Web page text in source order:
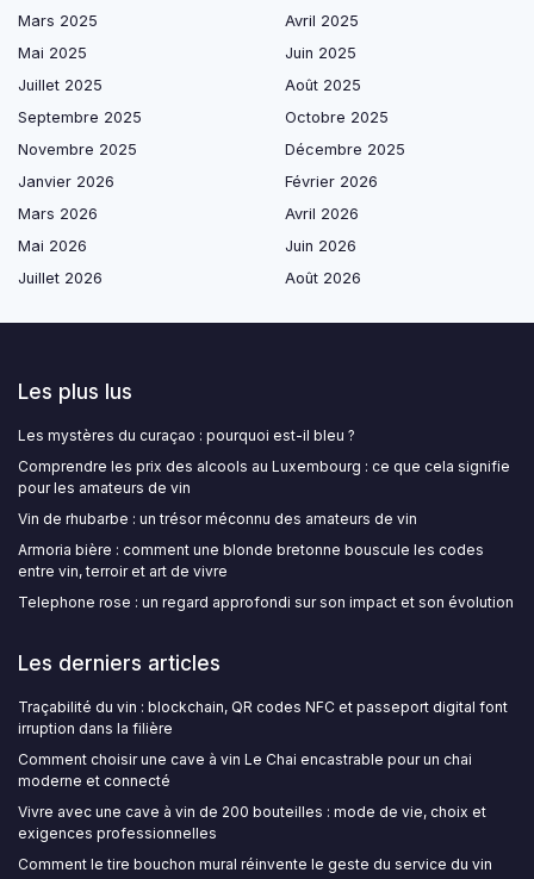
Mars 2025
Avril 2025
Mai 2025
Juin 2025
Juillet 2025
Août 2025
Septembre 2025
Octobre 2025
Novembre 2025
Décembre 2025
Janvier 2026
Février 2026
Mars 2026
Avril 2026
Mai 2026
Juin 2026
Juillet 2026
Août 2026
Les plus lus
Les mystères du curaçao : pourquoi est-il bleu ?
Comprendre les prix des alcools au Luxembourg : ce que cela signifie
pour les amateurs de vin
Vin de rhubarbe : un trésor méconnu des amateurs de vin
Armoria bière : comment une blonde bretonne bouscule les codes
entre vin, terroir et art de vivre
Telephone rose : un regard approfondi sur son impact et son évolution
Les derniers articles
Traçabilité du vin : blockchain, QR codes NFC et passeport digital font
irruption dans la filière
Comment choisir une cave à vin Le Chai encastrable pour un chai
moderne et connecté
Vivre avec une cave à vin de 200 bouteilles : mode de vie, choix et
exigences professionnelles
Comment le tire bouchon mural réinvente le geste du service du vin